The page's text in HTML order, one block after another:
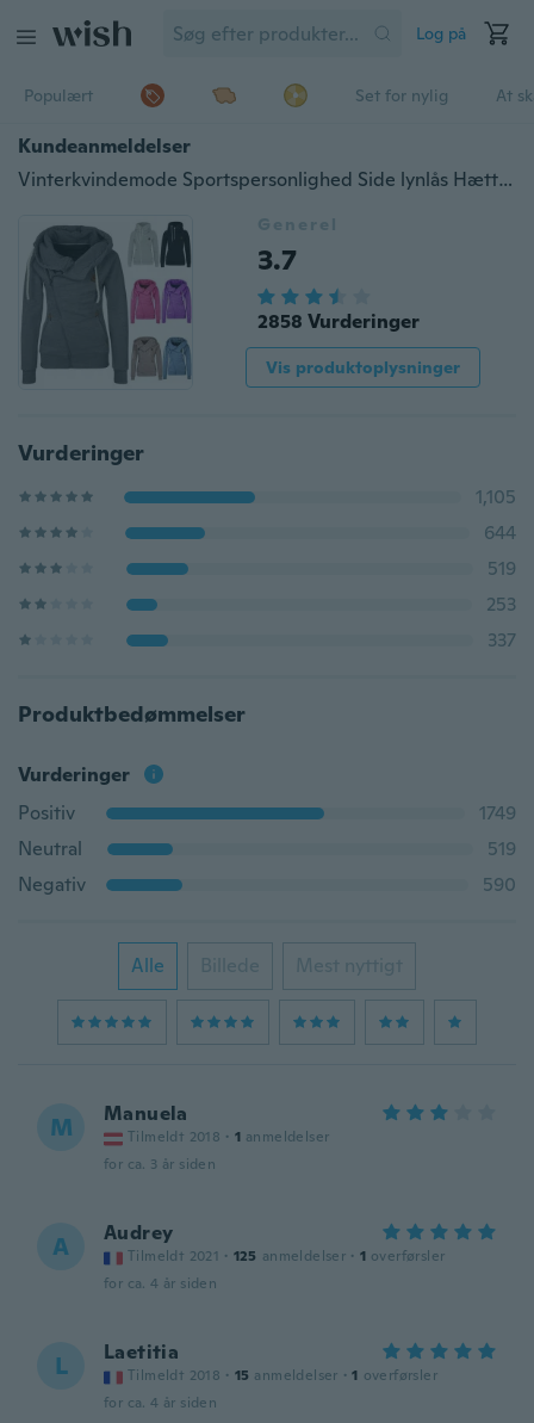
Log på
Populært Set for nylig At
Kundeanmeldelser
Vinterkvindemode Sportspersonlighed Side lynlås Hættetrøje Sweat Candy Farvet sweater Frakke S-5XL
Generel
3.7
2858 Vurderinger
Vis produktoplysninger
Vurderinger
1,105
644
519
253
337
Produktbedømmelser
Vurderinger
Positiv
1749
Neutral
519
Negativ
590
Alle Billede Mest nyttigt
M Manuela
Tilmeldt 2018 · 1 anmeldelser
for ca. 3 år siden
A Audrey
Tilmeldt 2021 · 125 anmeldelser · 1 overførsler
for ca. 4 år siden
L Laetitia
Tilmeldt 2018 · 15 anmeldelser · 1 overførsler
for ca. 4 år siden